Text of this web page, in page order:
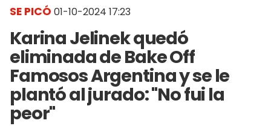
SE PICÓ 01-10-2024 17:23
Karina Jelinek quedó
eliminada de Bake Off
Famosos Argentina y se le
plantó al jurado: "No fui la
peor"